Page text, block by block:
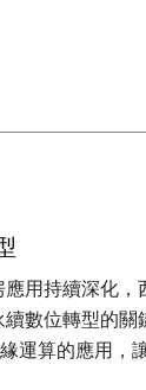
用持續深化
數位轉型的關
運算的應用，